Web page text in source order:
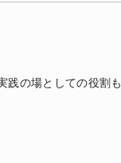
践の場としての役割も